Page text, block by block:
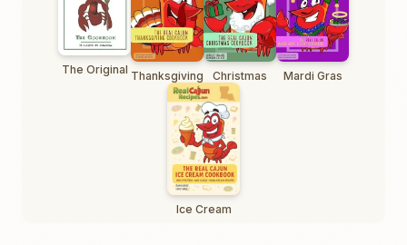
The Original Thanksgiving Christmas Mardi Gras
Ice Cream